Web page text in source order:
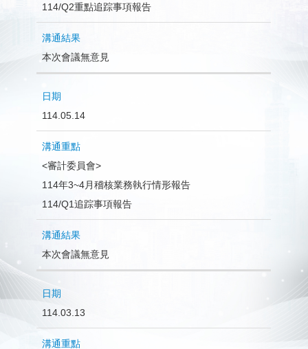
114/Q2重點追踪事項報告
本次會議無意見
114.05.14
<審計委員會>
114年3~4月稽核業務執行情形報告
114/Q1追踪事項報告
本次會議無意見
114.03.13